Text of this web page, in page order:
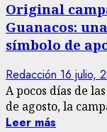
Original
Guanacos:
símbolo de
Redacción 16 julio,
A pocos días de
de agosto, la
Leer más